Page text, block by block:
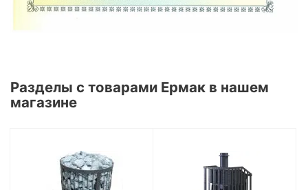
Разделы с товарами Ермак в нашем
магазине